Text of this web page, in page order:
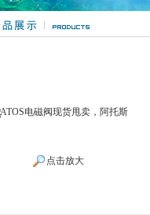
点击放大